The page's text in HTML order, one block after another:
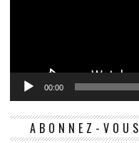
00:00
ABONNEZ-